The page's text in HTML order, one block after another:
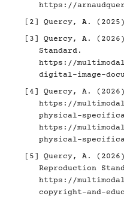
https://
[2]
Quercy, A.
[3]
Quercy, A.
Standard.
https://
digital-image-
[4]
Quercy, A.
https://
physical-
https://
physical-
[5]
Quercy, A.
Reproduction
https://
copyright-and-